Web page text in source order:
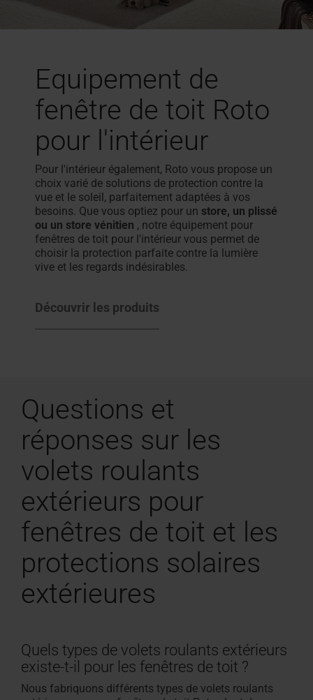
Equipement de
fenêtre de toit Roto
pour l'intérieur
Pour l'intérieur également, Roto vous propose un
choix varié de solutions de protection contre la
vue et le soleil, parfaitement adaptées à vos
besoins. Que vous optiez pour un store, un plissé
ou un store vénitien , notre équipement pour
fenêtres de toit pour l'intérieur vous permet de
choisir la protection parfaite contre la lumière
vive et les regards indésirables.
Découvrir les produits
Questions et
réponses sur les
volets roulants
extérieurs pour
fenêtres de toit et les
protections solaires
extérieures
Quels types de volets roulants extérieurs
existe-t-il pour les fenêtres de toit ?
Nous fabriquons différents types de volets roulants